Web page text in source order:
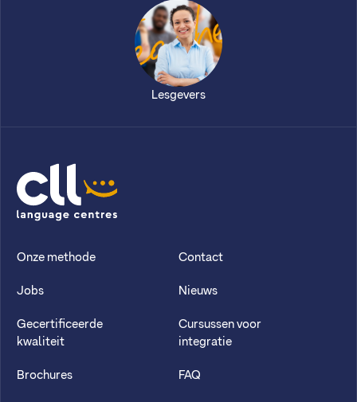
Lesgevers
CLL
Onze methode
Jobs
Gecertificeerde
kwaliteit
Brochures
Contact
Nieuws
Cursussen voor
integratie
FAQ